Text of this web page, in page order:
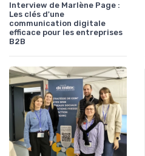
Interview de Marlène Page :
Les clés d'une
communication digitale
efficace pour les entreprises
B2B